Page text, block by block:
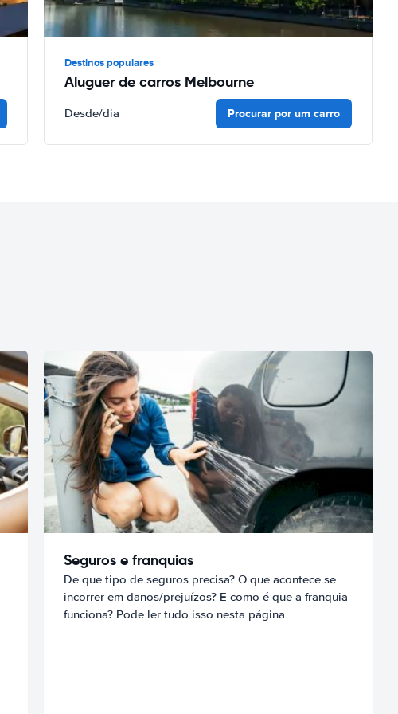
Destinos populares
Aluguer de carros Melbourne
Desde/dia Procurar por um carro
Seguros e franquias
De que tipo de seguros precisa? O que acontece se
incorrer em danos/prejuízos? E como é que a franquia
funciona? Pode ler tudo isso nesta página